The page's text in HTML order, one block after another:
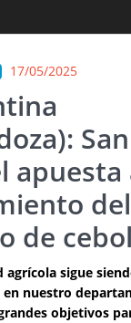
17/05/2025
San
apuesta
del
de
agrícola sigue
nuestro
objetivos